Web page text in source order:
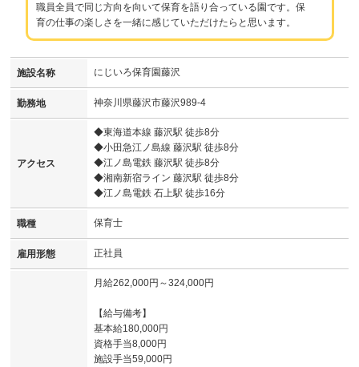
職員全員で同じ方向を向いて保育を語り合っている園です。保
育の仕事の楽しさを一緒に感じていただけたらと思います。
施設名称 にじいろ保育園藤沢
勤務地 神奈川県藤沢市藤沢989-4
アクセス
◆東海道本線 藤沢駅 徒歩8分
◆小田急江ノ島線 藤沢駅 徒歩8分
◆江ノ島電鉄 藤沢駅 徒歩8分
◆湘南新宿ライン 藤沢駅 徒歩8分
◆江ノ島電鉄 石上駅 徒歩16分
職種 保育士
雇用形態 正社員
月給262,000円～324,000円
【給与備考】
基本給180,000円
資格手当8,000円
施設手当59,000円